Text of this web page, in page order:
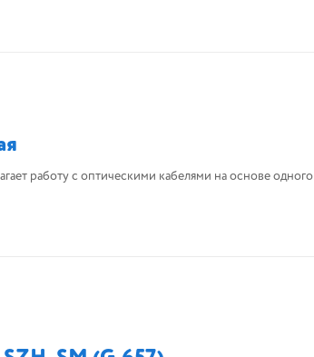
работу с оптическими кабелями на основе одного